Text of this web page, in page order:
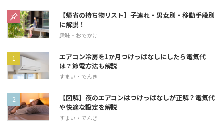
【帰省の持ち物リスト】子連れ・男女別・移動手段別
に解説！
趣味・おでかけ
エアコン冷房を1か月つけっぱなしにしたら電気代
は？節電方法も解説
すまい・でんき
【図解】夜のエアコンはつけっぱなしが正解？電気代
や快適な設定を解説
すまい・でんき